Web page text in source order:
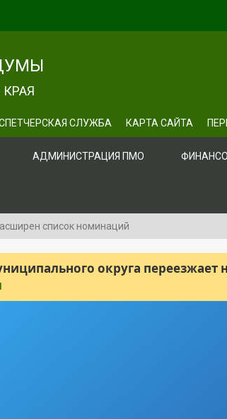
СЛУЖБА КАРТА САЙТА
АДМИНИСТРАЦИЯ ПМО
список номинаций
округа переезжает